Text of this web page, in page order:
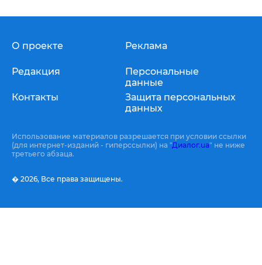
О проекте
Редакция
Контакты
Реклама
Персональные
данные
Защита персональных
данных
Использование материалов разрешается при условии ссылки
(для интернет-изданий - гиперссылки) на "Диалог.ua" не ниже
третьего абзаца.
� 2026, Все права защищены.